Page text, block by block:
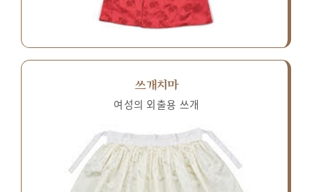
쓰개치마
여성의 외출용 쓰개